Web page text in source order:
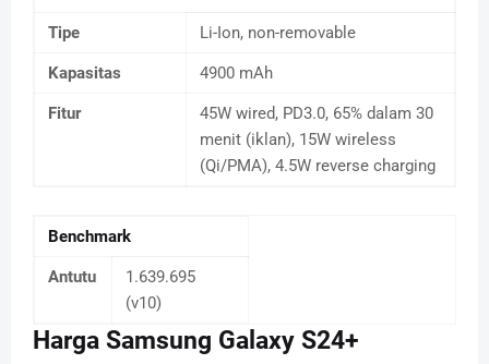
Tipe Li-Ion, non-removable
Kapasitas 4900 mAh
Fitur
45W wired, PD3.0, 65% dalam 30
menit (iklan), 15W wireless
(Qi/PMA), 4.5W reverse charging
Benchmark
Antutu
1.639.695
(v10)
Harga Samsung Galaxy S24+